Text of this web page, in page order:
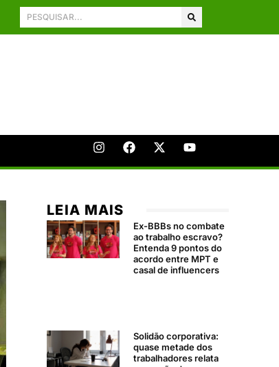
LEIA MAIS
Ex-BBBs no combate
ao trabalho escravo?
Entenda 9 pontos do
acordo entre MPT e
casal de influencers
Solidão corporativa:
quase metade dos
trabalhadores relata